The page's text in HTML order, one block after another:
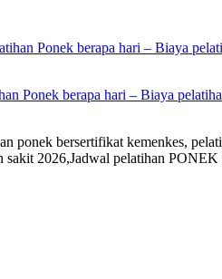
Ponek berapa hari – Biaya
ponek bersertifikat kemenkes,
2026,Jadwal pelatihan PONEK